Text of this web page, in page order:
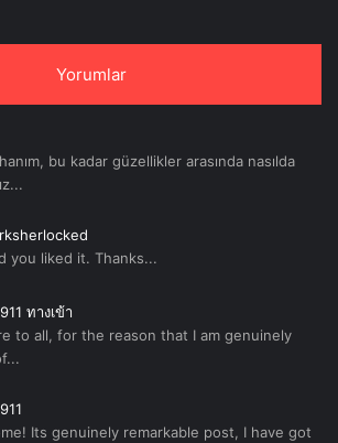
Yorumlar
bu kadar güzellikler arasında nasılda
you liked it. Thanks...
ทางเข้า
to all, for the reason that I am genuinely
Its genuinely remarkable post, I have got